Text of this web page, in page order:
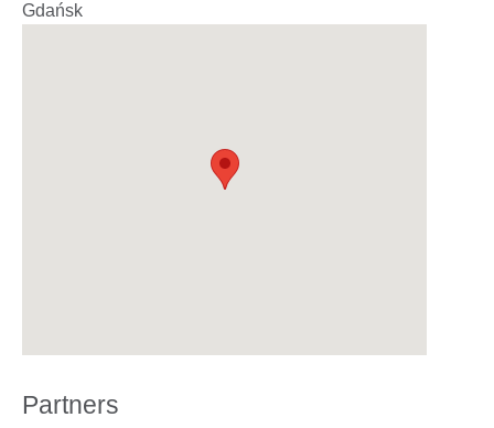
Gdańsk
Partners